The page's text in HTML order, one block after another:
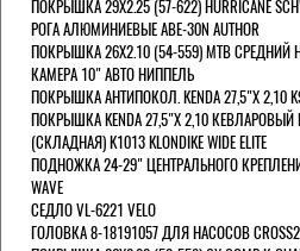
ПОКРЫШКА 29X2.25 (57-622) HURRICANE
РОГА АЛЮМИНИЕВЫЕ ABE-30N AUTHOR
ПОКРЫШКА 26X2.10 (54-559) MTB СРЕДНИЙ
КАМЕРА 10" АВТО НИППЕЛЬ
ПОКРЫШКА АНТИПОКОЛ. KENDA 27,5"Х 2,10
ПОКРЫШКА KENDA 27,5"Х 2,10 КЕВЛАРОВЫЙ
(СКЛАДНАЯ) K1013 KLONDIKE WIDE ELITE
ПОДНОЖКА 24-29" ЦЕНТРАЛЬНОГО
WAVE
СЕДЛО VL-6221 VELO
ГОЛОВКА 8-18191057 ДЛЯ НАСОСОВ CROSS2